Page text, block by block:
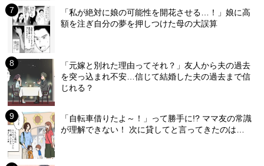
「私が絶対に娘の可能性を開花させる…！」娘に高
額を注ぎ自分の夢を押しつけた母の大誤算
「元嫁と別れた理由ってそれ？」友人から夫の過去
を突っ込まれ不安…信じて結婚した夫の過去まで信
じれる？
「自転車借りたよ～！」って勝手に!? ママ友の常識
が理解できない！ 次に貸してと言ってきたのは…